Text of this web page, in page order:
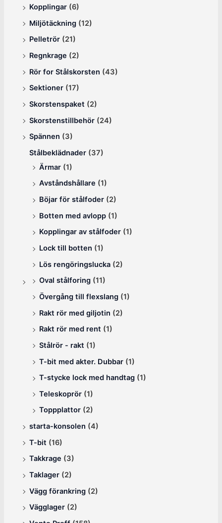
Kopplingar (6)
Miljötäckning (12)
Pelletrör (21)
Regnkrage (2)
Rör for Stålskorsten (43)
Sektioner (17)
Skorstenspaket (2)
Skorstenstillbehör (24)
Spännen (3)
Stålbeklädnader (37)
Ärmar (1)
Avståndshållare (1)
Böjar för stålfoder (2)
Botten med avlopp (1)
Kopplingar av stålfoder (1)
Lock till botten (1)
Lös rengöringslucka (2)
Oval stålforing (11)
Övergång till flexslang (1)
Rakt rör med giljotin (2)
Rakt rör med rent (1)
Stålrör - rakt (1)
T-bit med akter. Dubbar (1)
T-stycke lock med handtag (1)
Teleskoprör (1)
Toppplattor (2)
starta-konsolen (4)
T-bit (16)
Takkrage (3)
Taklager (2)
Vägg förankring (2)
Vägglager (2)